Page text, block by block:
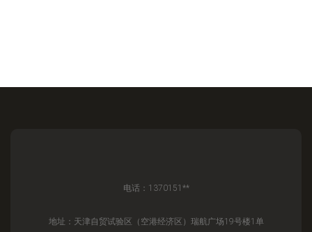
电话：1370151**
地址：天津自贸试验区（空港经济区）瑞航广场19号楼1单